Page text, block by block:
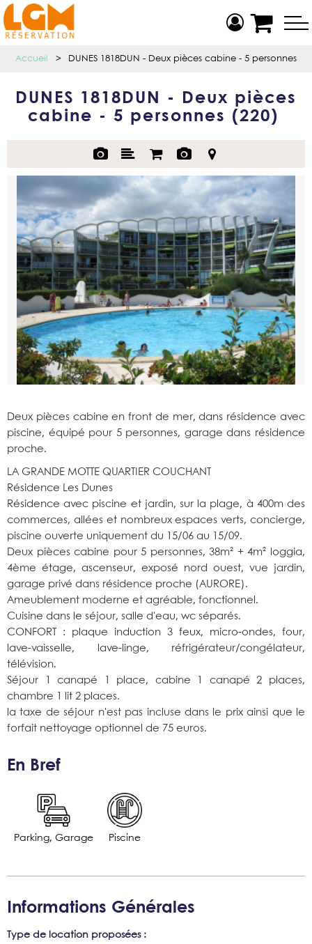
Accueil > DUNES 1818DUN - Deux pièces cabine - 5 personnes
DUNES 1818DUN - Deux pièces
cabine - 5 personnes (220 )
Deux pièces cabine en front de mer, dans résidence avec
piscine, équipé pour 5 personnes, garage dans résidence
proche.
LA GRANDE MOTTE QUARTIER COUCHANT
Résidence Les Dunes
Résidence avec piscine et jardin, sur la plage, à 400m des
commerces, allées et nombreux espaces verts, concierge,
piscine ouverte uniquement du 15/06 au 15/09.
Deux pièces cabine pour 5 personnes, 38m² + 4m² loggia,
4ème étage, ascenseur, exposé nord ouest, vue jardin,
garage privé dans résidence proche (AURORE).
Ameublement moderne et agréable, fonctionnel.
Cuisine dans le séjour, salle d'eau, wc séparés.
CONFORT : plaque induction 3 feux, micro-ondes, four,
lave-vaisselle, lave-linge, réfrigérateur/congélateur,
télévision.
Séjour 1 canapé 1 place, cabine 1 canapé 2 places,
chambre 1 lit 2 places.
la taxe de séjour n'est pas incluse dans le prix ainsi que le
forfait nettoyage optionnel de 75 euros.
En Bref
Parking, Garage Piscine
Informations Générales
Type de location proposées :